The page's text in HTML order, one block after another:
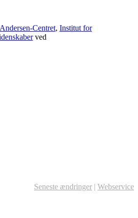
Centret, Institut for
ved
Seneste ændringer | Webservice